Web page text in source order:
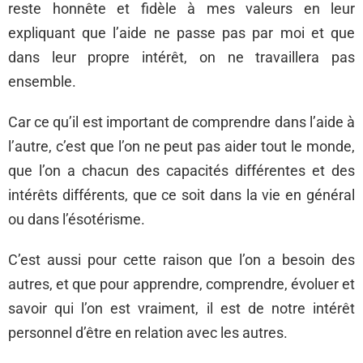
reste honnête et fidèle à mes valeurs en leur
expliquant que l’aide ne passe pas par moi et que
dans leur propre intérêt, on ne travaillera pas
ensemble.
Car ce qu’il est important de comprendre dans l’aide à
l’autre, c’est que l’on ne peut pas aider tout le monde,
que l’on a chacun des capacités différentes et des
intérêts différents, que ce soit dans la vie en général
ou dans l’ésotérisme.
C’est aussi pour cette raison que l’on a besoin des
autres, et que pour apprendre, comprendre, évoluer et
savoir qui l’on est vraiment, il est de notre intérêt
personnel d’être en relation avec les autres.